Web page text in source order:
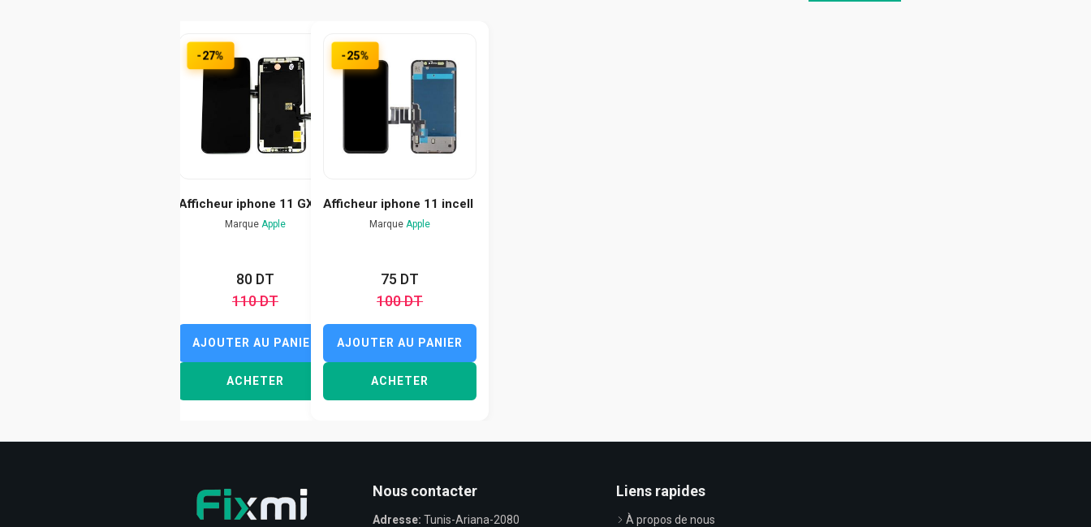
-27%
Afficheur iphone 11 GX
Marque Apple
80 DT
110 DT
AJOUTER AU PANIER
ACHETER
-25%
Afficheur iphone 11 incell
MarqueApple
75 DT
100 DT
AJOUTER AU PANIER
ACHETER
Nous contacter
Adresse: Tunis-Ariana-2080
Liens rapides
À propos de nous